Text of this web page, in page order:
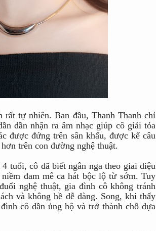
rất tự nhiên. Ban đầu, Thanh Thanh chỉ
dần nhận ra âm nhạc giúp cô giải tỏa
được đứng trên sân khấu, được kể câu
trên con đường nghệ thuật.
tuổi, cô đã biết ngân nga theo giai điệu
đam mê ca hát bộc lộ từ sớm. Tuy
nghệ thuật, gia đình cô không tránh
và không hề dễ dàng. Song, khi thấy
cô dần ủng hộ và trở thành chỗ dựa